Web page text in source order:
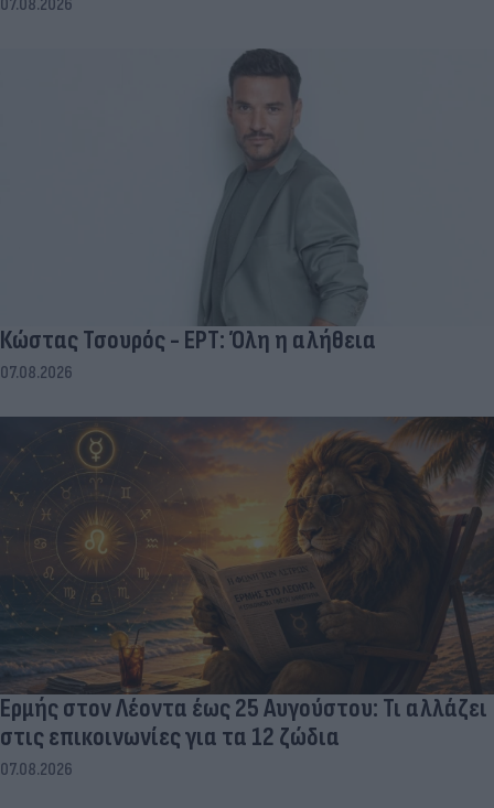
07.08.2026
Κώστας Τσουρός - ΕΡΤ: Όλη η αλήθεια
07.08.2026
Ερμής στον Λέοντα έως 25 Αυγούστου: Τι αλλάζει
στις επικοινωνίες για τα 12 ζώδια
07.08.2026